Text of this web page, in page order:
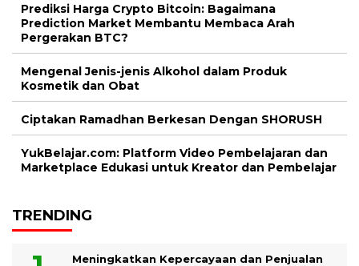
Prediksi Harga Crypto Bitcoin: Bagaimana
Prediction Market Membantu Membaca Arah
Pergerakan BTC?
Mengenal Jenis-jenis Alkohol dalam Produk
Kosmetik dan Obat
Ciptakan Ramadhan Berkesan Dengan SHORUSH
YukBelajar.com: Platform Video Pembelajaran dan
Marketplace Edukasi untuk Kreator dan Pembelajar
TRENDING
Meningkatkan Kepercayaan dan Penjualan